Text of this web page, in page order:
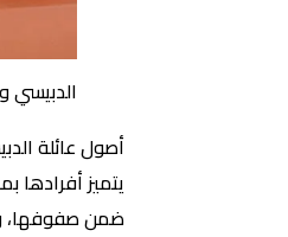
الدبيسي
أصول عائلة
يتميز أفرادها
ضمن صفوفها،